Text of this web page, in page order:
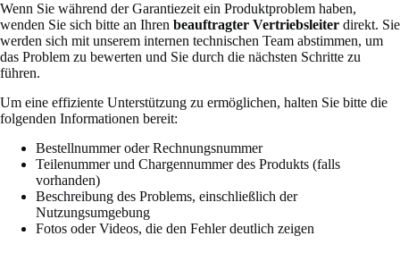
Wenn Sie während der Garantiezeit ein Produktproblem haben,
wenden Sie sich bitte an Ihren beauftragter Vertriebsleiter direkt. Sie
werden sich mit unserem internen technischen Team abstimmen, um
das Problem zu bewerten und Sie durch die nächsten Schritte zu
führen.
Um eine effiziente Unterstützung zu ermöglichen, halten Sie bitte die
folgenden Informationen bereit:
Bestellnummer oder Rechnungsnummer
Teilenummer und Chargennummer des Produkts (falls
vorhanden)
Beschreibung des Problems, einschließlich der
Nutzungsumgebung
Fotos oder Videos, die den Fehler deutlich zeigen